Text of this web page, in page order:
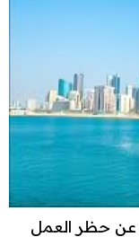
عن حظر العمل